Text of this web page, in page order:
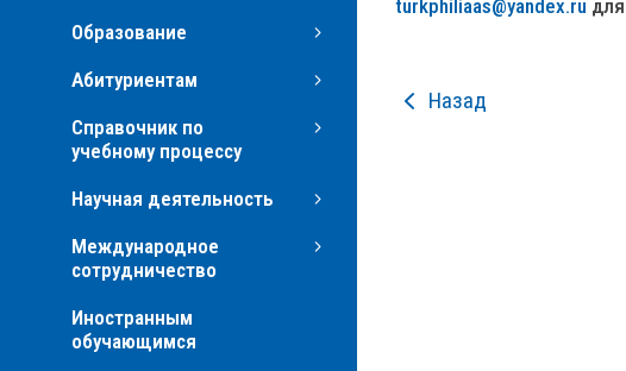
Образование
Абитуриентам
Справочник по
учебному процессу
Научная деятельность
Международное
сотрудничество
Иностранным
обучающимся
turkphiliaas@yandex.ru
Назад